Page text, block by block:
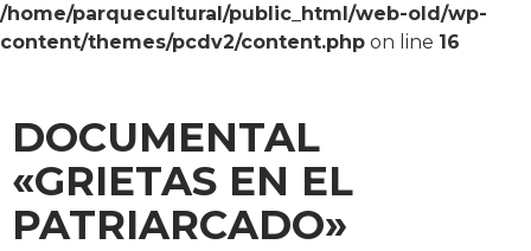
/home/parquecultural/public_html/web-old/wp-
content/themes/pcdv2/content.php on line 16
DOCUMENTAL
«GRIETAS EN EL
PATRIARCADO»